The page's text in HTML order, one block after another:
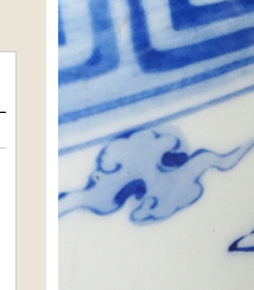
9月 <<
月 火 水 木
1
3 4
5
7 8 9 10 11
19